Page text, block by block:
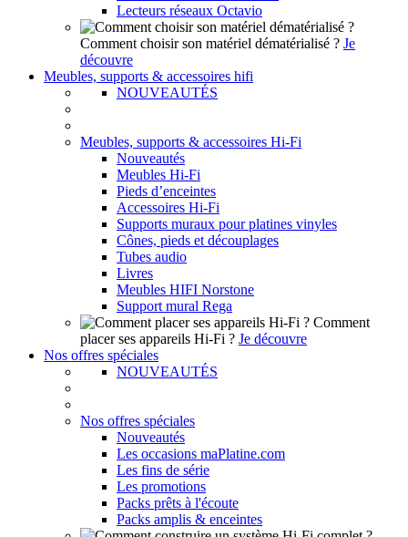
Lecteurs réseaux Octavio
Comment choisir son matériel dématérialisé ? Je
découvre
Meubles, supports & accessoires hifi
NOUVEAUTÉS
Meubles, supports & accessoires Hi-Fi
Nouveautés
Meubles Hi-Fi
Pieds d’enceintes
Accessoires Hi-Fi
Supports muraux pour platines vinyles
Cônes, pieds et découplages
Tubes audio
Livres
Meubles HIFI Norstone
Support mural Rega
Comment
placer ses appareils Hi-Fi ? Je découvre
Nos offres spéciales
NOUVEAUTÉS
Nos offres spéciales
Nouveautés
Les occasions maPlatine.com
Les fins de série
Les promotions
Packs prêts à l'écoute
Packs amplis & enceintes